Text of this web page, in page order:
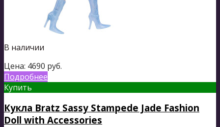
В наличии
Цена: 4690 руб.
Подробнее
Купить
Кукла Bratz Sassy Stampede Jade Fashion
Doll with Accessories